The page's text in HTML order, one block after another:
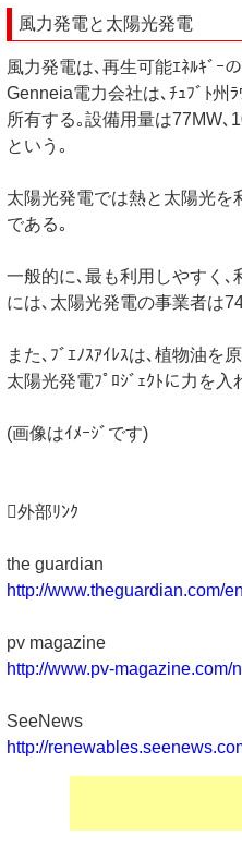
風力発電と太陽光発電
風力発電は､再生可能ｴﾈﾙｷﾞｰ
Genneia電力会社は､ﾁｭﾌﾞﾄ州
所有する｡設備用量は77MW､
という｡
太陽光発電では熱と太陽光を
である｡
一般的に､最も利用しやすく､
には､太陽光発電の事業者は
また､ﾌﾞｴﾉｽｱｲﾚｽは､植物油を
太陽光発電ﾌﾟﾛｼﾞｪｸﾄに力を入
(画像はｲﾒｰｼﾞです)
外部ﾘﾝｸ
the guardian
http://www.theguardian.com/
pv magazine
http://www.pv-magazine.com/
SeeNews
http://